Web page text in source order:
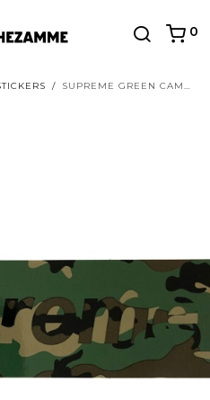
0
/ SUPREME GREEN CAMO BOX LOGO